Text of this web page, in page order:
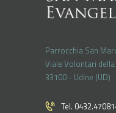
Parrocchia San
Viale Volontari della
33100 - Udine (UD)
Tel.